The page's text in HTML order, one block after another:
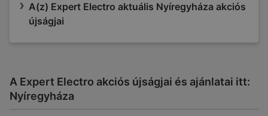
A(z) Expert Electro aktuális Nyíregyháza akciós
újságjai
A Expert Electro akciós újságjai és ajánlatai itt:
Nyíregyháza